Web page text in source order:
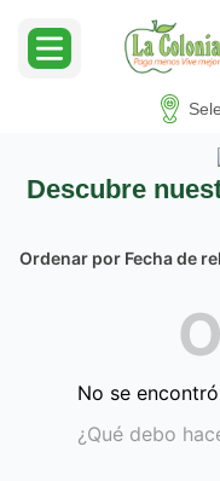
Descubre
Ordenar por Fecha de
No se
¿Qué debo